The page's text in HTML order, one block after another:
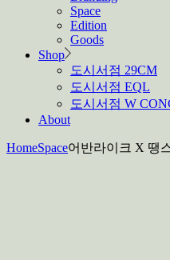
Space
Edition
Goods
Shop
도시서점 29CM
도시서점 EQL
도시서점 W
About
HomeSpace어반라이크 X 땡